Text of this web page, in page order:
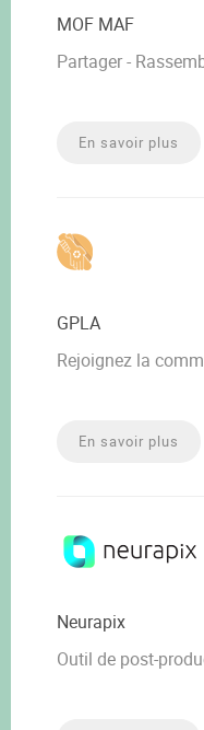
MOF MAF
Partager -
En savoir plus
GPLA
Rejoignez la
En savoir plus
Neurapix
Outil de post-